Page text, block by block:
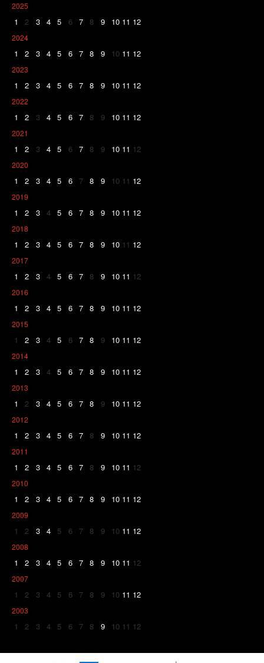
2025
1 2 3 4 5 6 7 8 9 10 11 12
2024
1 2 3 4 5 6 7 8 9 10 11 12
2023
1 2 3 4 5 6 7 8 9 10 11 12
2022
1 2 3 4 5 6 7 8 9 10 11 12
2021
1 2 3 4 5 6 7 8 9 10 11 12
2020
1 2 3 4 5 6 7 8 9 10 11 12
2019
1 2 3 4 5 6 7 8 9 10 11 12
2018
1 2 3 4 5 6 7 8 9 10 11 12
2017
1 2 3 4 5 6 7 8 9 10 11 12
2016
1 2 3 4 5 6 7 8 9 10 11 12
2015
1 2 3 4 5 6 7 8 9 10 11 12
2014
1 2 3 4 5 6 7 8 9 10 11 12
2013
1 2 3 4 5 6 7 8 9 10 11 12
2012
1 2 3 4 5 6 7 8 9 10 11 12
2011
1 2 3 4 5 6 7 8 9 10 11 12
2010
1 2 3 4 5 6 7 8 9 10 11 12
2009
1 2 3 4 5 6 7 8 9 10 11 12
2008
1 2 3 4 5 6 7 8 9 10 11 12
2007
1 2 3 4 5 6 7 8 9 10 11 12
2003
1 2 3 4 5 6 7 8 9 10 11 12